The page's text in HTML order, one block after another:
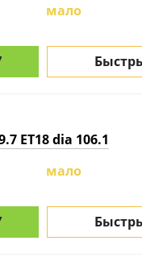
мало
ET18 dia 106.1
мало